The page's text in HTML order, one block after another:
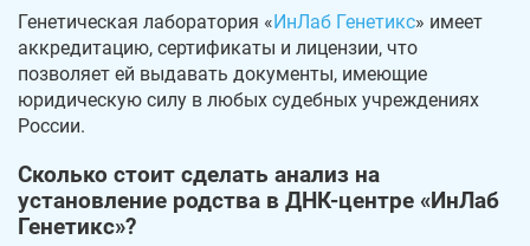
Генетическая лаборатория « ИнЛаб Генетикс» имеет
аккредитацию, сертификаты и лицензии, что
позволяет ей выдавать документы, имеющие
юридическую силу в любых судебных учреждениях
России.
Сколько стоит сделать анализ на
установление родства в ДНК-центре «ИнЛаб
Генетикс»?